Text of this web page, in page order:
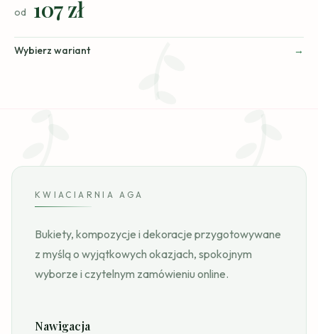
od 107 zł
Wybierz wariant
KWIACIARNIA AGA
Bukiety, kompozycje i dekoracje przygotowywane
z myślą o wyjątkowych okazjach, spokojnym
wyborze i czytelnym zamówieniu online.
Nawigacja